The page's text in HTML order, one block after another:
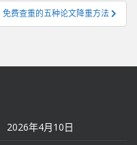
免费查重的五种论文降重方法
2026年4月10日